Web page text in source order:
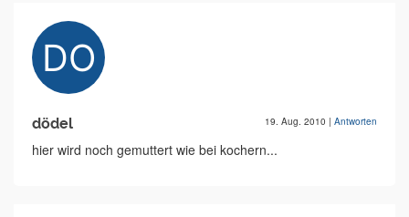
dödel 19. Aug. 2010 | Antworten
hier wird noch gemuttert wie bei kochern...